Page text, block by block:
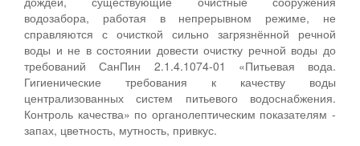
водозабора, работая в непрерывном режиме, не
справляются с очисткой сильно загрязнённой речной
воды и не в состоянии довести очистку речной воды до
требований СанПин 2.1.4.1074-01 «Питьевая вода.
Гигиенические требования к качеству воды
централизованных систем питьевого водоснабжения.
Контроль качества» по органолептическим показателям -
запах, цветность, мутность, привкус.